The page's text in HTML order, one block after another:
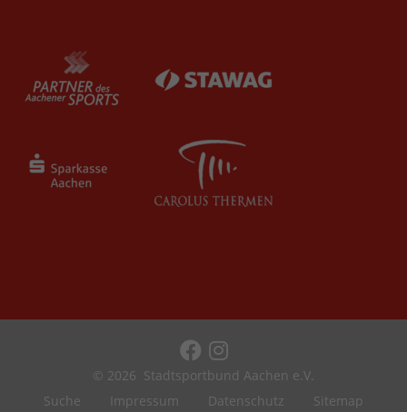
© 2026 Stadtsportbund Aachen e.V.
Suche
Impressum Datenschutz Sitemap